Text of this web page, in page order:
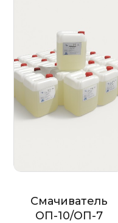
Смачиватель
ОП-10/ОП-7